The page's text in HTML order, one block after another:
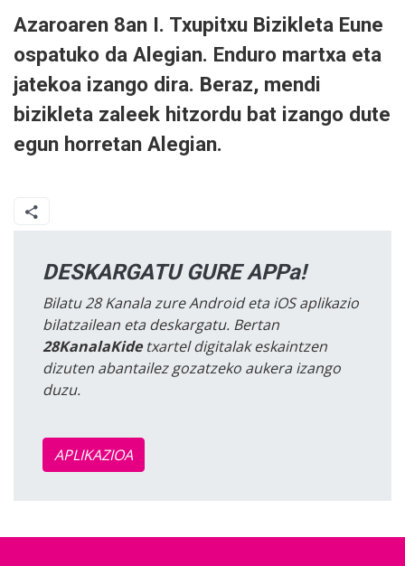
Azaroaren 8an I. Txupitxu Bizikleta Eune
ospatuko da Alegian. Enduro martxa eta
jatekoa izango dira. Beraz, mendi
bizikleta zaleek hitzordu bat izango dute
egun horretan Alegian.
DESKARGATU GURE APPa!
Bilatu 28 Kanala zure Android eta iOS aplikazio
bilatzailean eta deskargatu. Bertan
28KanalaKidetxartel digitalak eskaintzen
dizuten abantailez gozatzeko aukera izango
duzu.
APLIKAZIOA